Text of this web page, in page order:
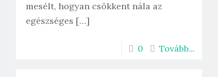
mesélt, hogyan csökkent nála az
egészséges […]
0 Tovább...